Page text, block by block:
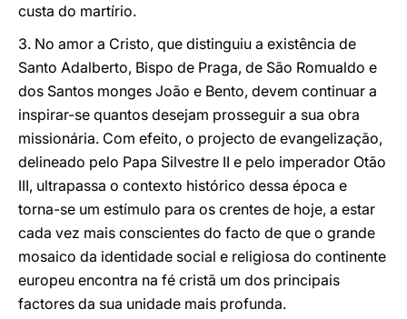
custa do martírio.
3. No amor a Cristo, que distinguiu a existência de
Santo Adalberto, Bispo de Praga, de São Romualdo e
dos Santos monges João e Bento, devem continuar a
inspirar-se quantos desejam prosseguir a sua obra
missionária. Com efeito, o projecto de evangelização,
delineado pelo Papa Silvestre II e pelo imperador Otão
III, ultrapassa o contexto histórico dessa época e
torna-se um estímulo para os crentes de hoje, a estar
cada vez mais conscientes do facto de que o grande
mosaico da identidade social e religiosa do continente
europeu encontra na fé cristã um dos principais
factores da sua unidade mais profunda.